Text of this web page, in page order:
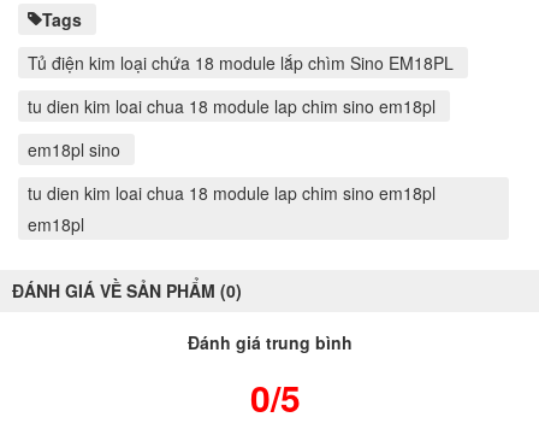
Tags
Tủ điện kim loại chứa 18 module lắp chìm Sino EM18PL
tu dien kim loai chua 18 module lap chim sino em18pl
em18pl sino
tu dien kim loai chua 18 module lap chim sino em18pl
em18pl
ĐÁNH GIÁ VỀ SẢN PHẨM (0)
Đánh giá trung bình
0/5